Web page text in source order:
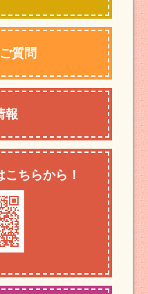
質問
報
ちらから！